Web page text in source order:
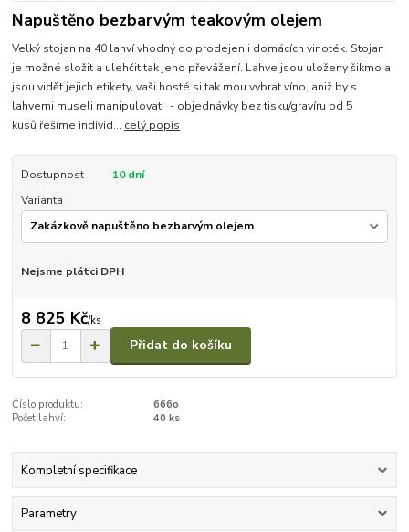
Napuštěno bezbarvým teakovým olejem
Velký stojan na 40 lahví vhodný do prodejen i domácích vinoték. Stojan
je možné složit a ulehčit tak jeho převážení. Lahve jsou uloženy šikmo a
jsou vidět jejich etikety, vaši hosté si tak mou vybrat víno, aniž by s
lahvemi museli manipulovat. - objednávky bez tisku/gravíru od 5
kusů řešíme individ... celý popis
Dostupnost
10 dní
Varianta
Nejsme plátci DPH
8 825 Kč/ks
Přidat do košíku
Číslo produktu:
666o
Počet lahví:
40 ks
Kompletní specifikace
Parametry